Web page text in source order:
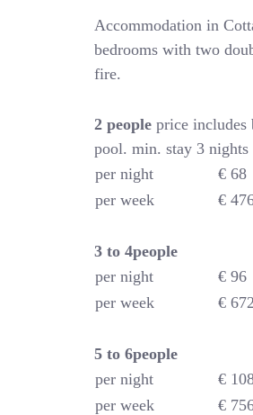
Accommodation in
bedrooms with two
fire.
2 peopleprice includes
pool. min. stay 3 nights
per night
€ 68
per week
€
3 to 4people
per night
€ 96
per week
€ 672
5 to 6people
per night
€
per week €